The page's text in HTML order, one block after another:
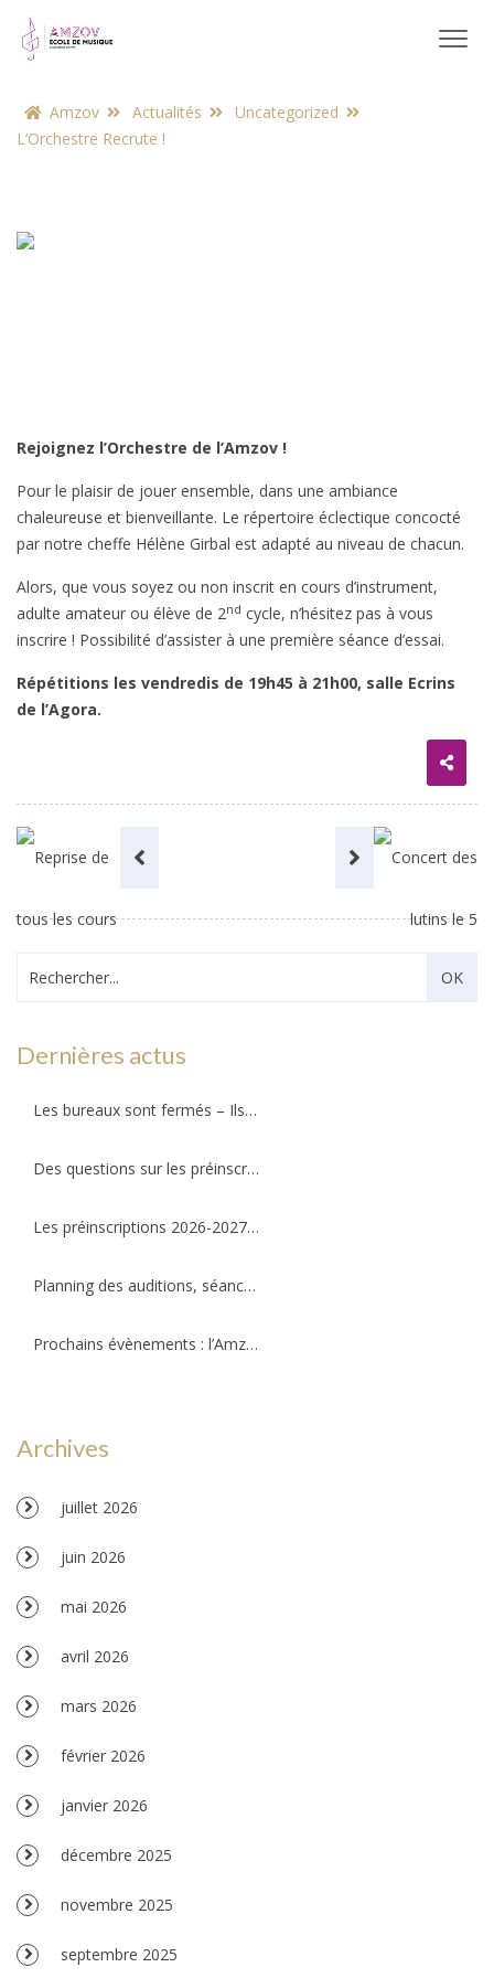
Amzov Actualités
Uncategorized
L’Orchestre Recrute !
Rejoignez l’Orchestre de l’Amzov !
Pour le plaisir de jouer ensemble, dans une ambiance
chaleureuse et bienveillante. Le répertoire éclectique concocté
par notre cheffe Hélène Girbal est adapté au niveau de chacun.
Alors, que vous soyez ou non inscrit en cours d’instrument,
adulte amateur ou élève de 2nd cycle, n’hésitez pas à vous
inscrire ! Possibilité d’assister à une première séance d’essai.
Répétitions les vendredis de 19h45 à 21h00, salle Ecrins
de l’Agora.
Dernières actus
Les bureaux sont fermés – Ils ouvriront au public le mercredi 26 août 2026 !
Des questions sur les préinscriptions ?
Les préinscriptions 2026-2027 ré-ouvriront le 20 août. Il reste quelques places !
Planning des auditions, séances d’essais et permanences professeurs
Prochains évènements : l’Amzov participe à la fête de la musique !!!
Archives
juillet 2026
juin 2026
mai 2026
avril 2026
mars 2026
février 2026
janvier 2026
décembre 2025
novembre 2025
septembre 2025